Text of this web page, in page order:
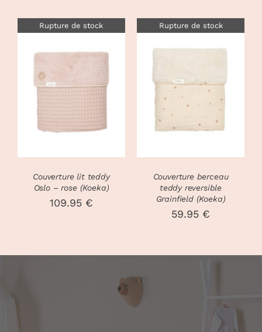
Rupture de stock
DÉTAILS
Couverture lit teddy
Oslo – rose (Koeka)
109.95 €
Rupture de stock
DÉTAILS
Couverture berceau
teddy reversible
Grainfield (Koeka)
59.95 €